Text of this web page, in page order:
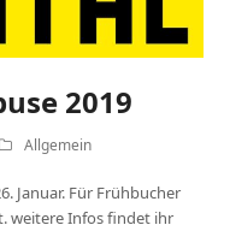
2019
Allgemein
Januar. Für Frühbucher
weitere Infos findet ihr